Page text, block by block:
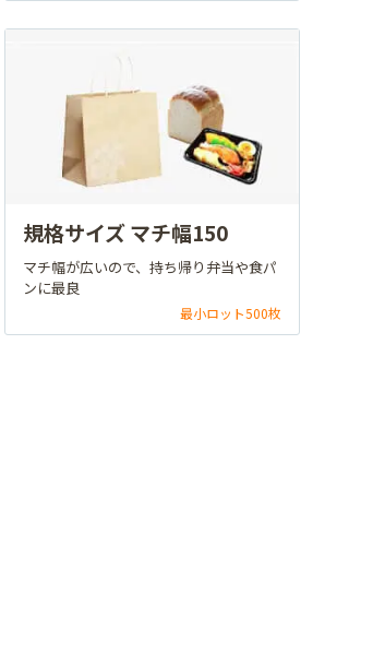
規格サイズ マチ幅150
マチ幅が広いので、持ち帰り弁当や食パ
ンに最良
最小ロット500枚